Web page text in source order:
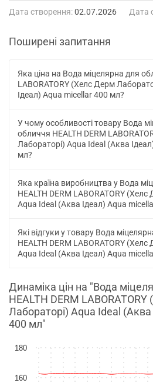
Дата створення:02.07.2026 Дата
Поширені запитання
Яка ціна на Вода міцелярна для
LABORATORY (Хелс Дерм
Ідеал) Aqua micellar 400 мл?
У чому особливості товару Вода
обличчя HEALTH DERM
Лабораторі) Aqua Ideal (Аква
мл?
Яка країна виробництва у Вода
HEALTH DERM LABORATORY
Aqua Ideal (Аква Ідеал) Aqua
Які відгуки у товару Вода
HEALTH DERM LABORATORY
Aqua Ideal (Аква Ідеал) Aqua
Динаміка цін на "Вода
HEALTH DERM
Лабораторі) Aqua Ideal
400 мл"
160
180